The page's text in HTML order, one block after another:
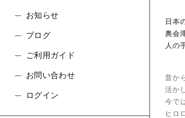
日本
奥会
人の
昔か
活か
今で
ヒロ
お知らせ
ブログ
ご利用ガイド
お問い合わせ
ログイン